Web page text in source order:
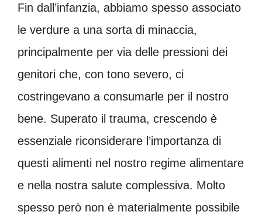
Fin dall’infanzia, abbiamo spesso associato
le verdure a una sorta di minaccia,
principalmente per via delle pressioni dei
genitori che, con tono severo, ci
costringevano a consumarle per il nostro
bene. Superato il trauma, crescendo è
essenziale riconsiderare l’importanza di
questi alimenti nel nostro regime alimentare
e nella nostra salute complessiva. Molto
spesso però non è materialmente possibile